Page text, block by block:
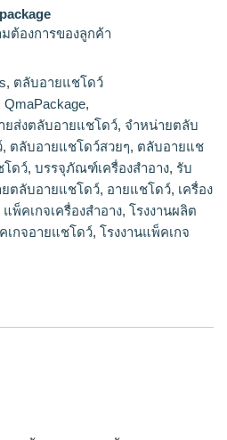
ต้องการของลูกค้า
บผลิตตลับอายแชโดว์,ขายส่งตลับ
แชโดว์,ร้ายขายตลับอายแช
อายแชโดว์เปล่า
, ตลับอายแชโดว์
QmaPackage,
ยส่งตลับอายแชโดว์, จำหน่ายตลับ
, ตลับอายแชโดว์สวยๆ, ตลับอายแช
ดว์, บรรจุภัณฑ์เครื่องสำอาง, รับ
ยตลับอายแชโดว์, อายแชโดว์, เครื่อง
แพ็คเกจเครื่องสำอาง, โรงงานผลิต
เกจอายแชโดว์, โรงงานแพ็คเกจ